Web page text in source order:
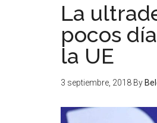
La
pocos
la UE
3 septiembre, 2018 By